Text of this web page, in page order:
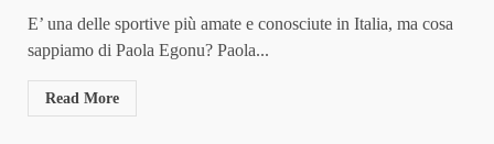
E’ una delle sportive più amate e conosciute in Italia, ma cosa
sappiamo di Paola Egonu? Paola...
Read More